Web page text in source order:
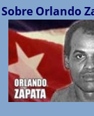
Sobre Orlando